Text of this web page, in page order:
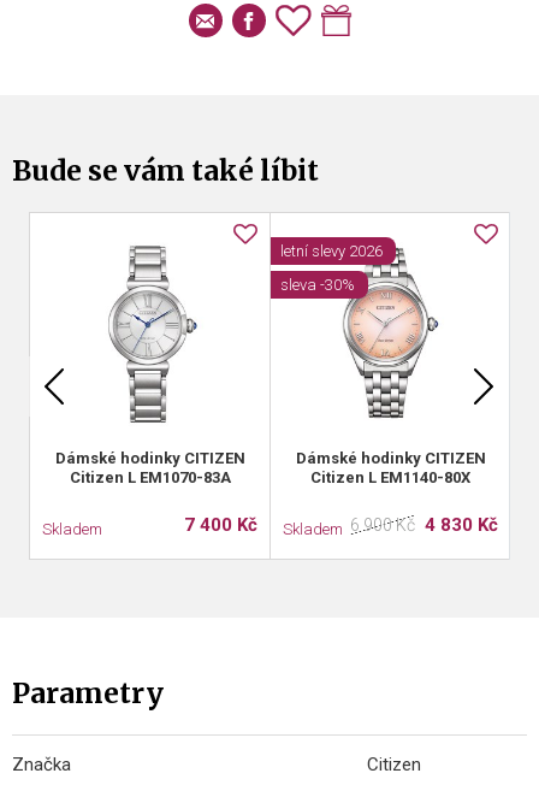
Bude se vám také líbit
Dámské hodinky CITIZEN
Citizen L EM1070-83A
Skladem 7 400 Kč
Dámské hodinky CITIZEN
Citizen L EM1140-80X
letní slevy 2026
sleva -30%
Skladem 6 900 Kč 4 830 Kč
Parametry
Značka
Citizen